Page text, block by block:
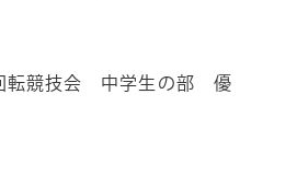
転競技会 中学生の部 優